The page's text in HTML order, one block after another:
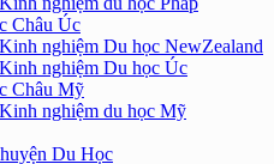
Châu Úc
Kinh nghiệm Du học NewZealand
Kinh nghiệm Du học Úc
Châu Mỹ
Kinh nghiệm du học Mỹ
Du Học